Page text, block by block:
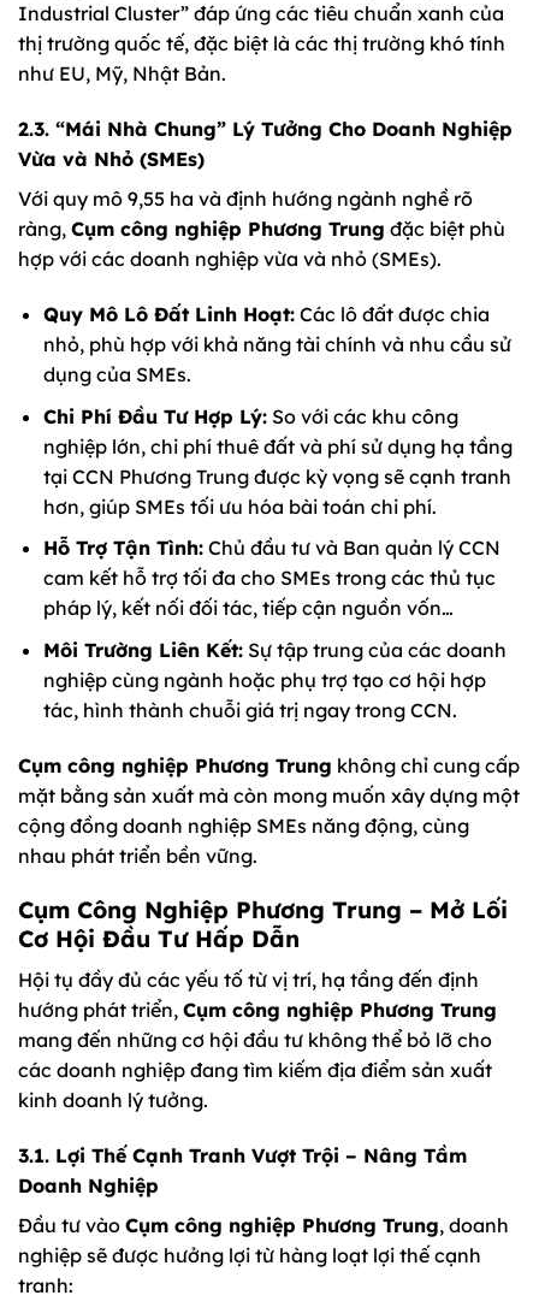
Industrial Cluster” đáp ứng các tiêu chuẩn xanh của
thị trường quốc tế, đặc biệt là các thị trường khó tính
như EU, Mỹ, Nhật Bản.
2.3. “Mái Nhà Chung” Lý Tưởng Cho Doanh Nghiệp
Vừa và Nhỏ (SMEs)
Với quy mô 9,55 ha và định hướng ngành nghề rõ
ràng, Cụm công nghiệp Phương Trung đặc biệt phù
hợp với các doanh nghiệp vừa và nhỏ (SMEs).
Quy Mô Lô Đất Linh Hoạt:Các lô đất được chia
nhỏ, phù hợp với khả năng tài chính và nhu cầu sử
dụng của SMEs.
Chi Phí Đầu Tư Hợp Lý:So với các khu công
nghiệp lớn, chi phí thuê đất và phí sử dụng hạ tầng
tại CCN Phương Trung được kỳ vọng sẽ cạnh tranh
hơn, giúp SMEs tối ưu hóa bài toán chi phí.
Hỗ Trợ Tận Tình:Chủ đầu tư và Ban quản lý CCN
cam kết hỗ trợ tối đa cho SMEs trong các thủ tục
pháp lý, kết nối đối tác, tiếp cận nguồn vốn…
Môi Trường Liên Kết:Sự tập trung của các doanh
nghiệp cùng ngành hoặc phụ trợ tạo cơ hội hợp
tác, hình thành chuỗi giá trị ngay trong CCN.
Cụm công nghiệp Phương Trung không chỉ cung cấp
mặt bằng sản xuất mà còn mong muốn xây dựng một
cộng đồng doanh nghiệp SMEs năng động, cùng
nhau phát triển bền vững.
Cụm Công Nghiệp Phương Trung – Mở Lối
Cơ Hội Đầu Tư Hấp Dẫn
Hội tụ đầy đủ các yếu tố từ vị trí, hạ tầng đến định
hướng phát triển, Cụm công nghiệp Phương Trung
mang đến những cơ hội đầu tư không thể bỏ lỡ cho
các doanh nghiệp đang tìm kiếm địa điểm sản xuất
kinh doanh lý tưởng.
3.1. Lợi Thế Cạnh Tranh Vượt Trội – Nâng Tầm
Doanh Nghiệp
Đầu tư vào Cụm công nghiệp Phương Trung, doanh
nghiệp sẽ được hưởng lợi từ hàng loạt lợi thế cạnh
tranh: